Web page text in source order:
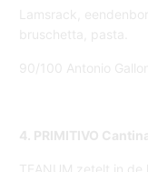
Lamsrack,
bruschetta, pasta.
90/100 Antonio
4. PRIMITIVO